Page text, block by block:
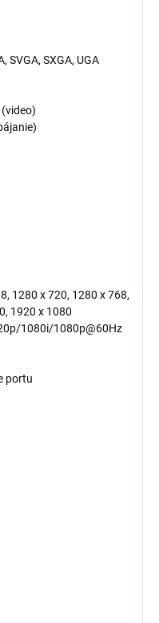
SVGA, SXGA, UGA
1280 x 720, 1280 x 768,
1920 x 1080
1080i/1080p@60Hz
portu